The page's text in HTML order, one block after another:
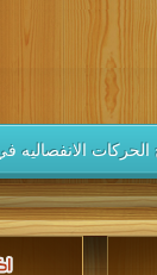
الانفصاليه